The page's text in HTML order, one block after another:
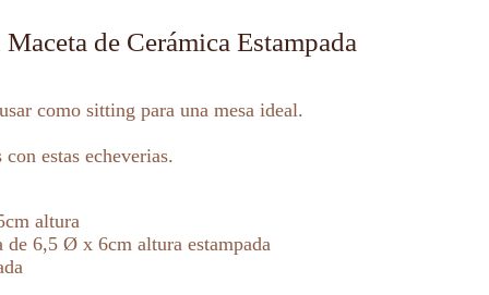
de Cerámica Estampada
como sitting para una mesa ideal.
estas echeverias.
altura
de 6,5 Ø x 6cm altura estampada